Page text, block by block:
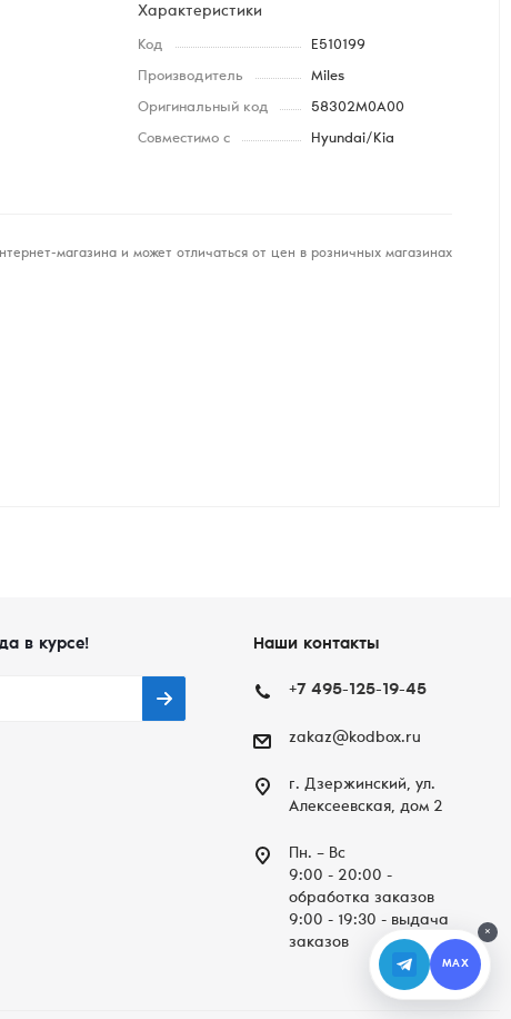
Характеристики
Код E510199
Производитель Miles
Оригинальный код 58302M0A00
Совместимо с Hyundai/Kia
магазина и может отличаться от цен в розничных магазинах
в курсе! Наши контакты
+7 495-125-19-45
zakaz@kodbox.ru
г. Дзержинский, ул.
Алексеевская, дом 2
Пн. – Вc
9:00 - 20:00 -
обработка заказов
9:00 - 19:30 - выдача
заказов
×
MAX